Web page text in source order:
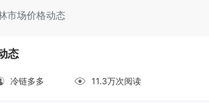
市场价格动态
态
冷链多多 11.3万次阅读